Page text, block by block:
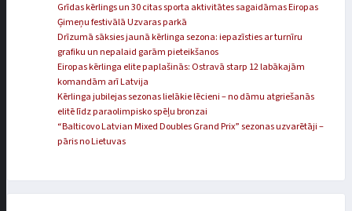
Grīdas kērlings un 30 citas sporta aktivitātes sagaidāmas Eiropas
Ģimeņu festivālā Uzvaras parkā
Drīzumā sāksies jaunā kērlinga sezona: iepazīsties ar turnīru
grafiku un nepalaid garām pieteikšanos
Eiropas kērlinga elite paplašinās: Ostravā starp 12 labākajām
komandām arī Latvija
Kērlinga jubilejas sezonas lielākie lēcieni – no dāmu atgriešanās
elitē līdz paraolimpisko spēļu bronzai
“Balticovo Latvian Mixed Doubles Grand Prix” sezonas uzvarētāji –
pāris no Lietuvas